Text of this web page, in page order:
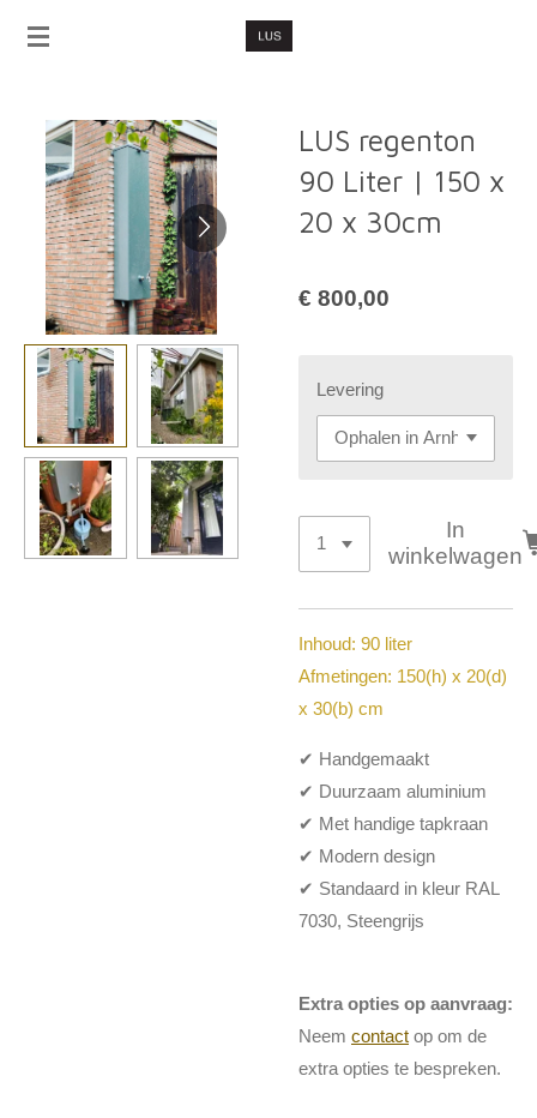
Ga
hoofdinhoud
LUS regenton
90 Liter | 150 x
20 x 30cm
€ 800,00
Levering
In
winkelwagen
Inhoud: 90 liter
Afmetingen: 150(h) x 20(d)
x 30(b) cm
✔ Handgemaakt
✔ Duurzaam aluminium
✔ Met handige tapkraan
✔ Modern design
✔ Standaard in kleur RAL
7030, Steengrijs
Extra opties op aanvraag:
Neem contact op om de
extra opties te bespreken.